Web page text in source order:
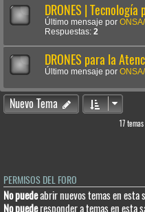
DRONES |
Último mensaje por
Respuestas: 2
DRONES para la
Último mensaje por
Nuevo Tema
17
PERMISOS DEL FORO
No puedeabrir nuevos temas en esta
No puederesponder a temas en esta